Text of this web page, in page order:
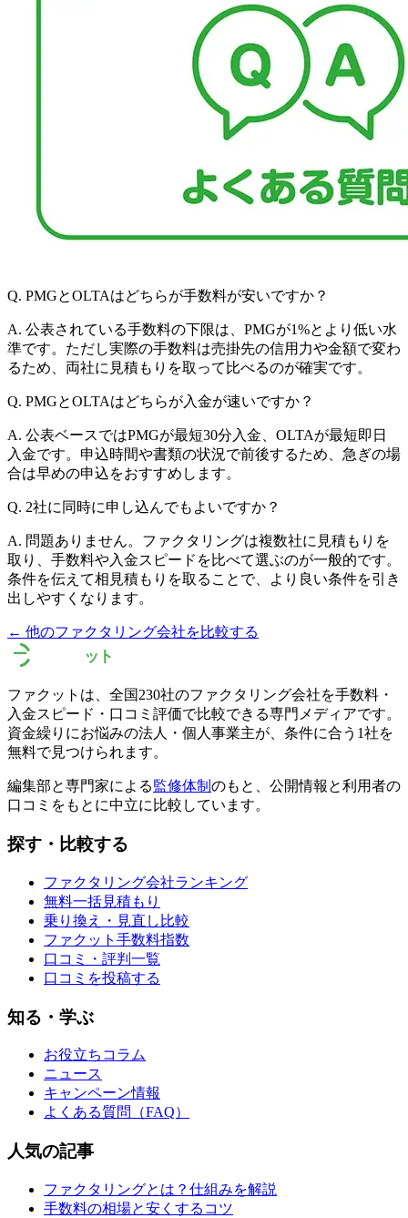
Q. PMGとOLTAはどちらが手数料が安いですか？
A. 公表されている手数料の下限は、PMGが1%とより低い水
準です。ただし実際の手数料は売掛先の信用力や金額で変わ
るため、両社に見積もりを取って比べるのが確実です。
Q. PMGとOLTAはどちらが入金が速いですか？
A. 公表ベースではPMGが最短30分入金、OLTAが最短即日
入金です。申込時間や書類の状況で前後するため、急ぎの場
合は早めの申込をおすすめします。
Q. 2社に同時に申し込んでもよいですか？
A. 問題ありません。ファクタリングは複数社に見積もりを
取り、手数料や入金スピードを比べて選ぶのが一般的です。
条件を伝えて相見積もりを取ることで、より良い条件を引き
出しやすくなります。
← 他のファクタリング会社を比較する
ファクットは、全国230社のファクタリング会社を手数料・
入金スピード・口コミ評価で比較できる専門メディアです。
資金繰りにお悩みの法人・個人事業主が、条件に合う1社を
無料で見つけられます。
編集部と専門家による監修体制 のもと、公開情報と利用者の
口コミをもとに中立に比較しています。
探す・比較する
ファクタリング会社ランキング
無料一括見積もり
乗り換え・見直し比較
ファクット手数料指数
口コミ・評判一覧
口コミを投稿する
知る・学ぶ
お役立ちコラム
ニュース
キャンペーン情報
よくある質問（FAQ）
人気の記事
ファクタリングとは？仕組みを解説
手数料の相場と安くするコツ